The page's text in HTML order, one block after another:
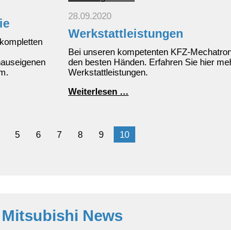
28.09.2020
Werkstattleistungen
Bei unseren kompetenten KFZ-
den besten Händen. Erfahren Sie hier
Werkstattleistungen.
Weiterlesen …
5 6 7 8 9 10
Mitsubishi News